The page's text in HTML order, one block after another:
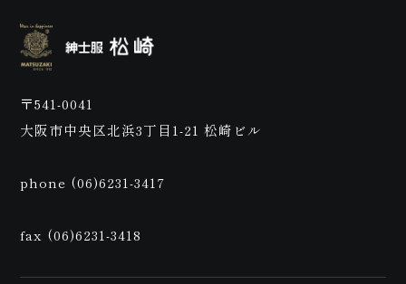
店予
〒541-0041
大阪市中央区北浜3丁目1-21 松崎ビル
phone (06)6231-3417
fax (06)6231-3418